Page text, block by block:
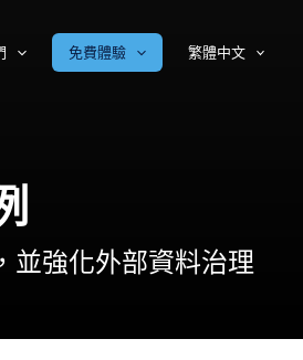
免費體驗 繁體中文
並強化外部資料治理